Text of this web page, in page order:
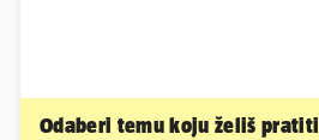
Odaberi temu koju želiš pratiti